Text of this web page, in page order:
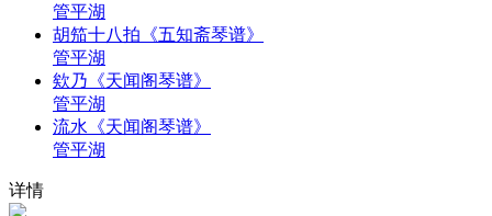
管平湖
胡笳十八拍《五知斋琴谱》
管平湖
欸乃《天闻阁琴谱》
管平湖
流水《天闻阁琴谱》
管平湖
详情